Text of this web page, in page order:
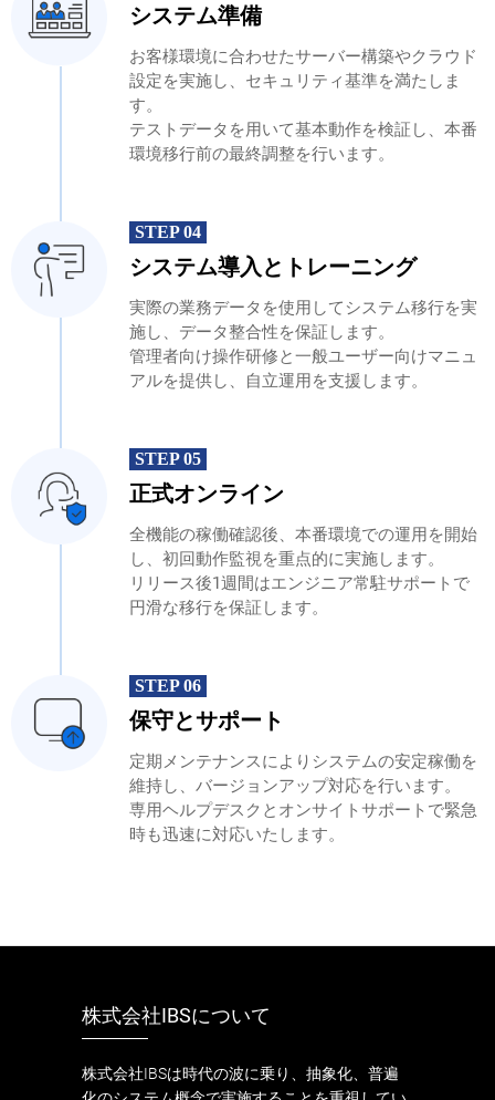
システム準備
お客様環境に合わせたサーバー構築やクラウド
設定を実施し、セキュリティ基準を満たしま
す。
テストデータを用いて基本動作を検証し、本番
環境移行前の最終調整を行います。
STEP 04
システム導入とトレーニング
実際の業務データを使用してシステム移行を実
施し、データ整合性を保証します。
管理者向け操作研修と一般ユーザー向けマニュ
アルを提供し、自立運用を支援します。
STEP 05
正式オンライン
全機能の稼働確認後、本番環境での運用を開始
し、初回動作監視を重点的に実施します。
リリース後1週間はエンジニア常駐サポートで
円滑な移行を保証します。
STEP 06
保守とサポート
定期メンテナンスによりシステムの安定稼働を
維持し、バージョンアップ対応を行います。
専用ヘルプデスクとオンサイトサポートで緊急
時も迅速に対応いたします。
株式会社IBSについて
株式会社IBSは時代の波に乗り、抽象化、普遍